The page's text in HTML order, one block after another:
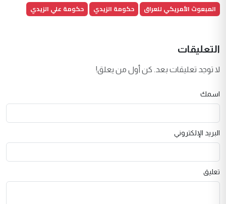
المبعوث الأمريكي للعراق
حكومة الزيدي حكومة علي الزيدي
التعليقات
لا توجد تعليقات بعد. كن أول من يعلق!
اسمك
البريد الإلكتروني
تعليق